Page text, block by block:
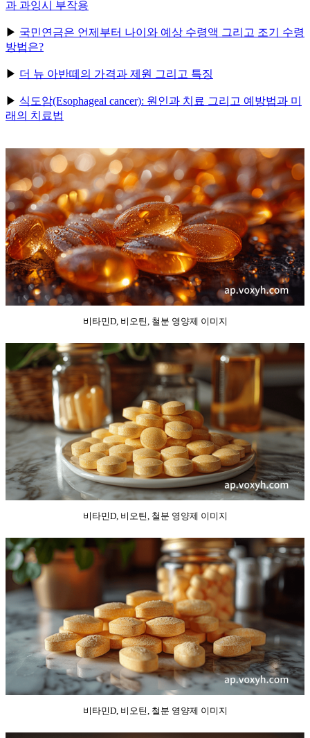
과 과잉시 부작용
▶ 국민연금은 언제부터 나이와 예상 수령액 그리고 조기 수령
방법은?
▶ 더 뉴 아반떼의 가격과 제원 그리고 특징
▶ 식도암(Esophageal cancer): 원인과 치료 그리고 예방법과 미
래의 치료법
비타민D, 비오틴, 철분 영양제 이미지
비타민D, 비오틴, 철분 영양제 이미지
비타민D, 비오틴, 철분 영양제 이미지